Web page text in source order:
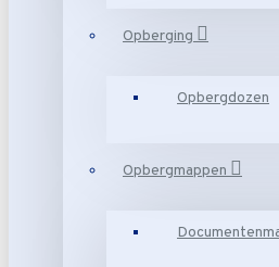
Opberging
Opbergdozen
Opbergmappen